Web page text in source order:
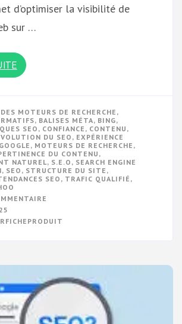
d’optimiser la visibilité de
sur …
MOTEURS DE RECHERCHE ,
, BALISES MÉTA, BING,
SEO , CONFIANCE , CONTENU ,
DU SEO , EXPÉRIENCE
GOOGLE , MOTEURS DE RECHERCHE ,
DU CONTENU ,
NATUREL, S.E.O , SEARCH ENGINE
, SEO , STRUCTURE DU SITE ,
SEO , TRAFIC QUALIFIÉ ,
:
RÉFÉRENCEMENT